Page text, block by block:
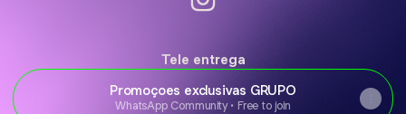
Tele entrega
Promoçoes exclusivas GRUPO
WhatsApp Community • Free to join